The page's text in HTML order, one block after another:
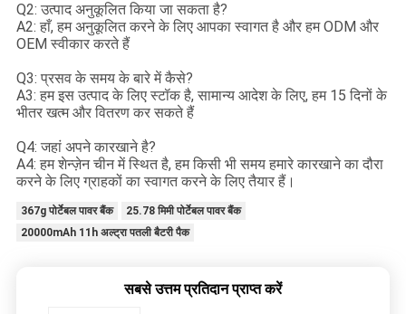
Q2: उत्पाद अनुकूलित किया जा सकता है?
A2: हाँ, हम अनुकूलित करने के लिए आपका स्वागत है और हम ODM और
OEM स्वीकार करते हैं
Q3: प्रसव के समय के बारे में कैसे?
A3: हम इस उत्पाद के लिए स्टॉक है, सामान्य आदेश के लिए, हम 15 दिनों के
भीतर खत्म और वितरण कर सकते हैं
Q4: जहां अपने कारखाने है?
A4: हम शेन्ज़ेन चीन में स्थित है, हम किसी भी समय हमारे कारखाने का दौरा
करने के लिए ग्राहकों का स्वागत करने के लिए तैयार हैं।
367g पोर्टेबल पावर बैंक
25.78 मिमी पोर्टेबल पावर बैंक
20000mAh 11h अल्ट्रा पतली बैटरी पैक
सबसे उत्तम प्रतिदान प्राप्त करें